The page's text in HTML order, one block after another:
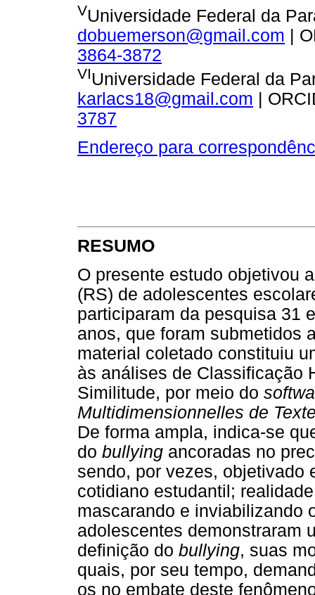
VUniversidade Federal da
dobuemerson@gmail.com |
3864-3872
VIUniversidade Federal da
karlacs18@gmail.com |
3787
Endereço para
RESUMO
O presente estudo objetivou
(RS) de adolescentes
participaram da pesquisa 31
anos, que foram submetidos
material coletado constituiu
às análises de Classificação
Similitude, por meio do
Multidimensionnelles de
De forma ampla, indica-se
do bullying ancoradas no
sendo, por vezes, objetivado
cotidiano estudantil;
mascarando e inviabilizando
adolescentes demonstraram
definição do bullying, suas
quais, por seu tempo,
os no embate deste